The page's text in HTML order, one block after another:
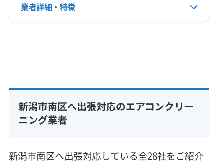
業者詳細・特徴
所在地
新潟県新潟市南区
新潟市南区 新潟市江南区 新潟市秋葉区
新潟市西蒲区
新潟市南区へ出張対応のエアコンクリー
ニング業者
新潟市南区へ出張対応している全28社をご紹介